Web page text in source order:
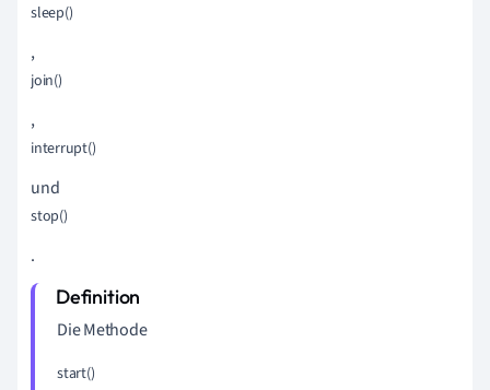
sleep()
,
join()
,
interrupt()
und
stop()
.
Die Methode
start()